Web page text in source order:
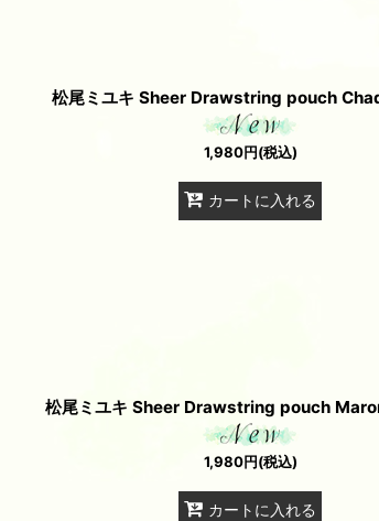
松尾ミユキ Sheer Drawstring pouch
1,980円(税込)
カートに入れる
松尾ミユキ Sheer Drawstring pouch
1,980円(税込)
カートに入れる